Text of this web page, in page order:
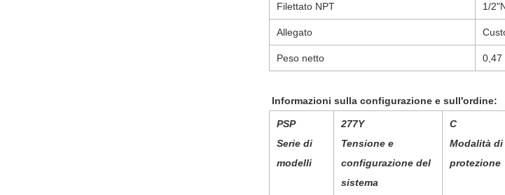
Filettato NPT 1/
Allegato
Peso netto 0,47
Informazioni sulla configurazione e sull'ordine:
PSP
Serie di
modelli
277Y
Tensione e
configurazione del
sistema
C
Modalità di
protezione